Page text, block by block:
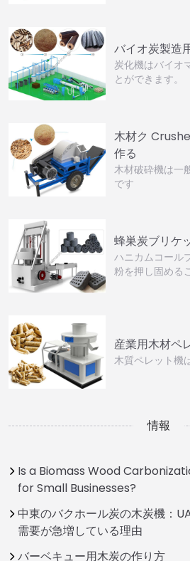
バイオ炭製造
炭化機はバイオ
とができます。
木材ク
作る
木材破砕機は一
です
蜂巣炭ブリケ
ハニカムコール
粉を押し固める
産業用木材ペ
木質ペレット機
情報
Is a Biomass Wood
for Small Businesses?
中東のバクホール炭の木炭機：
需要が急増している理由
バーベキュー用木炭の作り方